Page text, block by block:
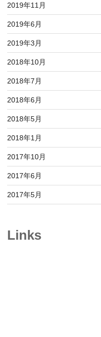
2019年11月
2019年6月
2019年3月
2018年10月
2018年7月
2018年6月
2018年5月
2018年1月
2017年10月
2017年6月
2017年5月
Links